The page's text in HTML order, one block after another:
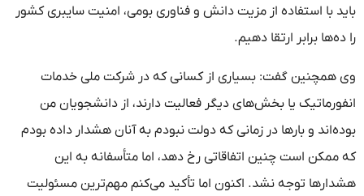
باید با استفاده از مزیت دانش و فناوری بومی، امنیت سایبری کشور
را ده‌ها برابر ارتقا دهیم.
وی همچنین گفت: بسیاری از کسانی که در شرکت ملی خدمات
انفورماتیک یا بخش‌های دیگر فعالیت دارند، از دانشجویان من
بوده‌اند و بارها در زمانی که دولت نبودم به آنان هشدار داده بودم
که ممکن است چنین اتفاقاتی رخ دهد، اما متأسفانه به این
هشدارها توجه نشد. اکنون اما تأکید می‌کنم مهم‌ترین مسئولیت